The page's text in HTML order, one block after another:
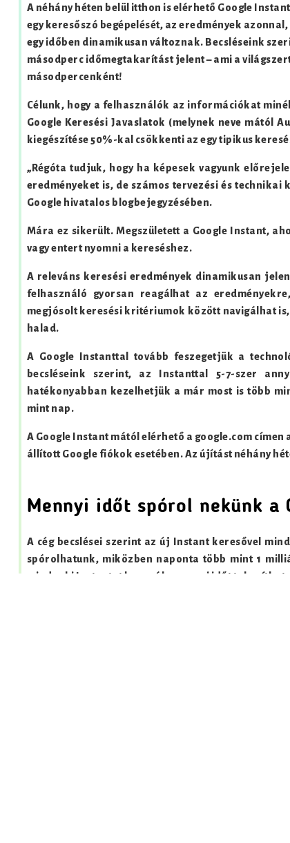
A néhány héten belül itthon is elérhető Google
egy keresőszó begépelését, az eredmények
egy időben dinamikusan változnak. Becsléseink
másodperc időmegtakarítást jelent – ami a
másodpercenként!
Célunk, hogy a felhasználók az információkat
Google Keresési Javaslatok (melynek neve mától
kiegészítése 50%-kal csökkenti az egy tipikus
„Régóta tudjuk, hogy ha képesek vagyunk
eredményeket is, de számos tervezési és
Google hivatalos blogbejegyzésében.
Mára ez sikerült. Megszületett a Google Instant,
vagy entert nyomni a kereséshez.
A releváns keresési eredmények dinamikusan
felhasználó gyorsan reagálhat az
megjósolt keresési kritériumok között navigálhat
halad.
A Google Instanttal tovább feszegetjük a
becsléseink szerint, az Instanttal 5-7-szer
hatékonyabban kezelhetjük a már most is több
mint nap.
A Google Instant mától elérhető a google.com
állított Google fiókok esetében. Az újítást néhány
Mennyi időt spórol nekünk a
A cég becslései szerint az új Instant keresővel
spórolhatunk, miközben naponta több mint 1
mindenki Instantot használna, ennyi időt